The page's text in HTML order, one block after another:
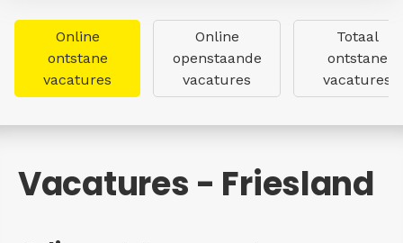
Online
ontstane
vacatures
Online
openstaande
vacatures
Totaal
ontstane
vacatures
Vacatures - Friesland